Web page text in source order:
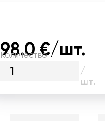
98.0 €/шт.
Количество
/
шт.